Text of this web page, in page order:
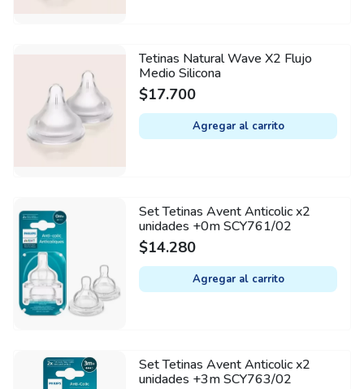
Tetinas Natural Wave X2 Flujo
Medio Silicona
$17.700
Agregar al carrito
Set Tetinas Avent Anticolic x2
unidades +0m SCY761/02
$14.280
Agregar al carrito
Set Tetinas Avent Anticolic x2
unidades +3m SCY763/02